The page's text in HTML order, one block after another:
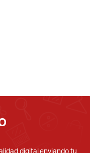
digital enviando tu